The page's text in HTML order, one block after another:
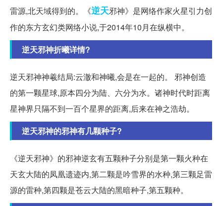
雷源,北天域得到的。《逆天邪神》是网络作家火星引力创
作的东方玄幻类网络小说,于2014年10月在纵横中。
逆天邪神折曦详情?
逆天邪神神羲结局:云澈和神曦,会是在一起的。 邪神创造
的第一颗星球,原本四分为陆、六分为水。诸神时代时距离
星神界只隔不到一百个星界的距离,后来在神之浩劫。
逆天邪神的邪神有几颗种子?
《逆天邪神》的邪神逆玄有五颗种子分别是第一颗火种在
天玄大陆的凤凰遗迹内,第二颗是吟雪界的水种,第三颗足雷
源的雷种,第四颗是苍云大陆的黑暗种子,第五颗种。